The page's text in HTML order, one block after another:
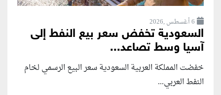
6 أغسطس ,2026
السعودية تخفض سعر بيع النفط إلى
آسيا وسط تصاعد...
خفضت المملكة العربية السعودية سعر البيع الرسمي لخام
النفط العربي...